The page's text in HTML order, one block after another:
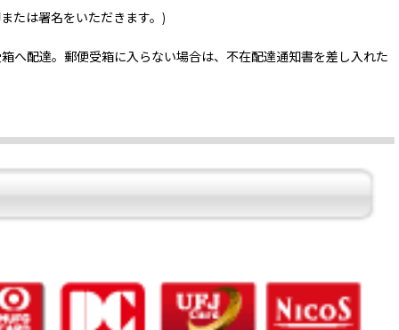
たは署名をいただきます。)
へ配達。郵便受箱に入らない場合は、不在配達通知書を差し入れた